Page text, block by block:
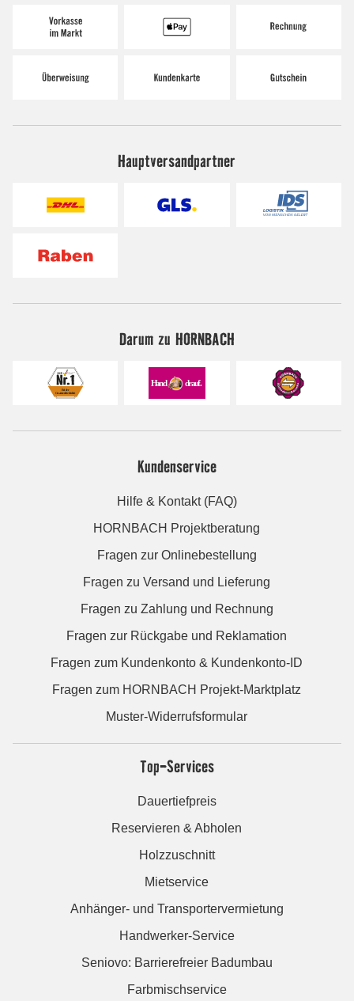
Hauptversandpartner
Darum zu HORNBACH
Kundenservice
Hilfe & Kontakt (FAQ)
HORNBACH Projektberatung
Fragen zur Onlinebestellung
Fragen zu Versand und Lieferung
Fragen zu Zahlung und Rechnung
Fragen zur Rückgabe und Reklamation
Fragen zum Kundenkonto & Kundenkonto-ID
Fragen zum HORNBACH Projekt-Marktplatz
Muster-Widerrufsformular
Top-Services
Dauertiefpreis
Reservieren & Abholen
Holzzuschnitt
Mietservice
Anhänger- und Transportervermietung
Handwerker-Service
Seniovo: Barrierefreier Badumbau
Farbmischservice